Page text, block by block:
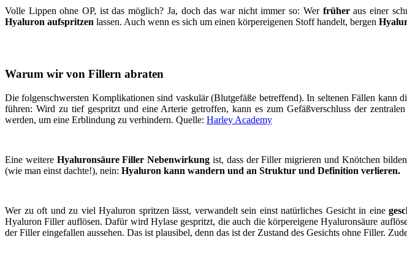
Volle Lippen ohne OP, ist das möglich? Ja, doch das war nicht immer so: Wer früheraus einer
Hyaluron aufspritzen lassen. Auch wenn es sich um einen körpereigenen Stoff handelt, bergen
Warum wir von Fillern abraten
Die folgenschwersten Komplikationen sind vaskulär (Blutgefäße betreffend). In seltenen Fällen kann
führen: Wird zu tief gespritzt und eine Arterie getroffen, kann es zum Gefäßverschluss der
werden, um eine Erblindung zu verhindern. Quelle: Harley Academy
Eine weitere Hyaluronsäure Filler Nebenwirkung ist, dass der Filler migrieren und Knötchen
(wie man einst dachte!), nein: Hyaluron kann wandern und an Struktur und Definition verlieren.
Wer zu oft und zu viel Hyaluron spritzen lässt, verwandelt sein einst natürliches Gesicht in eine
Hyaluron Filler auflösen. Dafür wird Hylase gespritzt, die auch die körpereigene Hyaluronsäure
der Filler eingefallen aussehen. Das ist plausibel, denn das ist der Zustand des Gesichts ohne Filler.